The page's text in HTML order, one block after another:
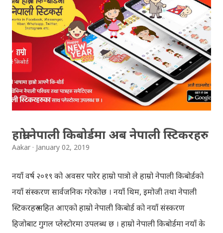
if you want to see your results with marks then, you
can follow THT (symbol no. and birth date required).
Download SLC Result 2066/2067 (2009-2010) :
REGULAR: EXEMPTED: Distinction --------------- First
division First division Second Division Second
Division Third Division Third Division Withheld
Withheld ...
हाम्रो नेपाली किबोर्डमा अब नेपाली स्टिकरहरु
Aakar January 02, 2019
नयाँ वर्ष २०१९ को अवसर पारेर हाम्रो पात्रो ले हाम्रो नेपाली किबोर्डको
नयाँ संस्करण सार्वजनिक गरेकोछ । नयाँ थिम, इमोजी तथा नेपाली
स्टिकरहरु सहित आएको हाम्रो नेपाली किबोर्ड को नयाँ संस्करण
हिजोबाट गुगल प्लेस्टोरमा उपलब्ध छ । हाम्रो नेपाली किबोर्डमा नयाँ के